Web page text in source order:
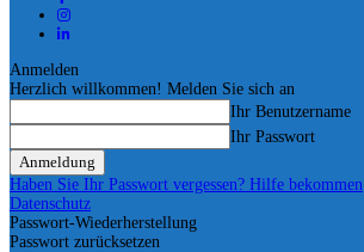
Anmelden
Herzlich willkommen! Melden Sie sich an
Ihr Benutzername
Ihr Passwort
Haben Sie Ihr Passwort vergessen? Hilfe bekommen
Datenschutz
Passwort-Wiederherstellung
Passwort zurücksetzen